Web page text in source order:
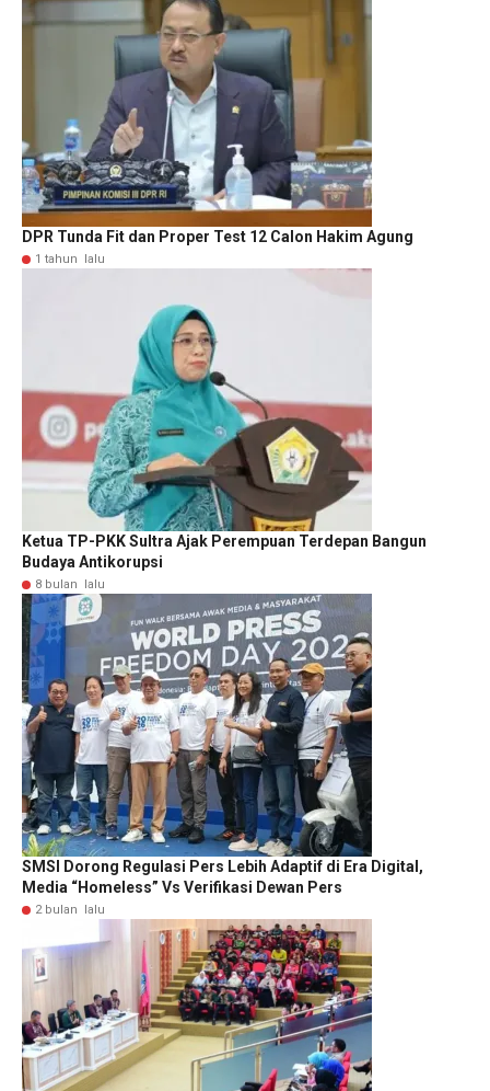
DPR Tunda Fit dan Proper Test 12 Calon Hakim Agung
1 tahun lalu
Ketua TP-PKK Sultra Ajak Perempuan Terdepan Bangun
Budaya Antikorupsi
8 bulan lalu
SMSI Dorong Regulasi Pers Lebih Adaptif di Era Digital,
Media “Homeless” Vs Verifikasi Dewan Pers
2 bulan lalu